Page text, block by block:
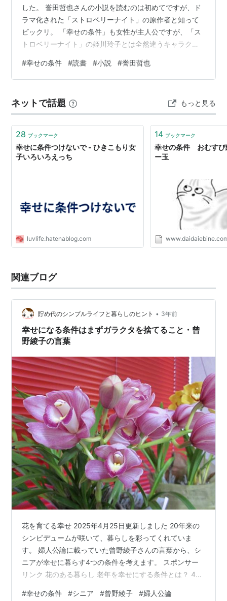
した。 誉田哲也さんの小説を読むのは初めてですが、ド
ラマ化された「ストロベリーナイト」の原作者と知って
ビックリ。 「幸せの条件」も女性が主人公ですが、「ス
トロベリーナイト」の姫川玲子とは全然違うキャラクタ
「役立たず社員」と罵られ、バイオエタノール用米栽培
の協力農家を獲得するまで帰って来るな、と長野出張を
いを始めることになり、終盤で本の帯のセリフに変化し
ていきます。「幸せの条件」とはなんなのか、本当は優
しい社長の言葉が感動的です。 最後にずらっと…
#幸せの条件 #読書 #小説 #誉田哲也
ネットで話題 もっと見る
28 ブックマーク
幸せに条件つけないで - ひきこもり女
子いろいろえっち
luvlife.hatenablog.com
14 ブックマーク
幸せの条件 おむすび
ー玉
関連ブログ
貯め代のシンプルライフと暮らしのヒント • 3年前
幸せになる条件はまずガラクタを捨てること・曾
野綾子の言葉
花を育てる幸せ 2025年4月25日更新しました 20年来の
シンビデュームが咲いて、暮らしを彩ってくれていま
す。 婦人公論に載っていた曾野綾子さんの言葉から、シ
ニアが幸せに暮らす4つの条件を考えます。 スポンサー
リンク 花のある暮らし 老年を幸せにする条件とは？ 4つ
去には胡蝶蘭の鉢植えもあったけど、厳しい寒さに育て
#幸せの条件 #シニア #曾野綾子 #婦人公論